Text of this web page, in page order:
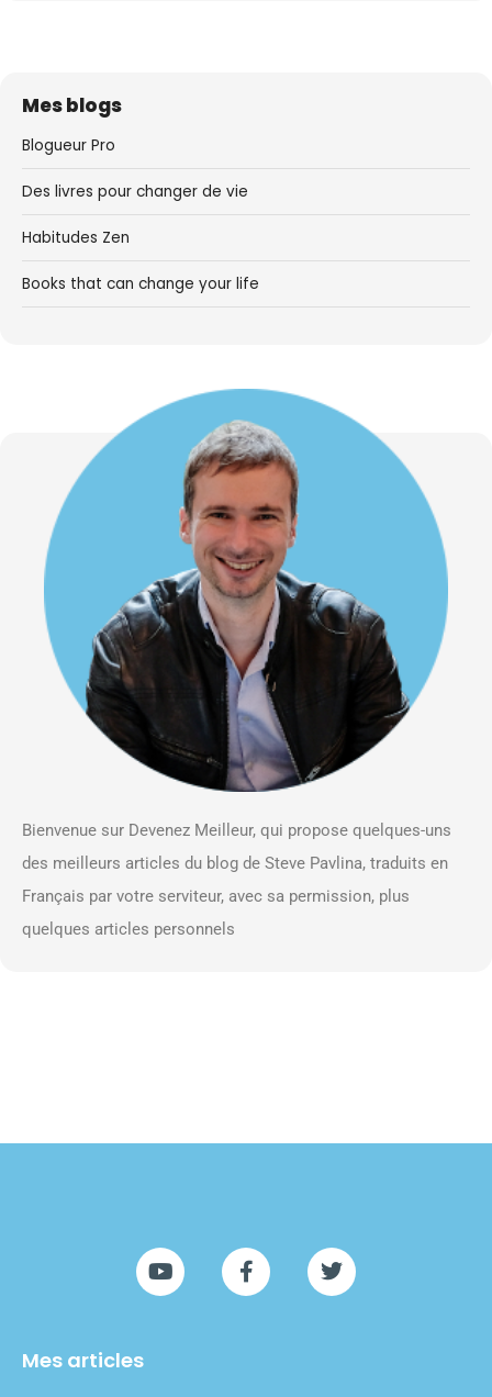
Mes blogs
Blogueur Pro
Des livres pour changer de vie
Habitudes Zen
Books that can change your life
Bienvenue sur Devenez Meilleur, qui propose quelques-uns
des meilleurs articles du blog de Steve Pavlina, traduits en
Français par votre serviteur, avec sa permission, plus
quelques articles personnels
Mes articles